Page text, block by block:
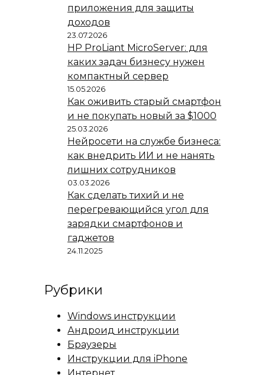
приложения для защиты
доходов
23.07.2026
HP ProLiant MicroServer: для
каких задач бизнесу нужен
компактный сервер
15.05.2026
Как оживить старый смартфон
и не покупать новый за $1000
25.03.2026
Нейросети на службе бизнеса:
как внедрить ИИ и не нанять
лишних сотрудников
03.03.2026
Как сделать тихий и не
перегревающийся угол для
зарядки смартфонов и
гаджетов
24.11.2025
Рубрики
Windows инструкции
Андроид инструкции
Браузеры
Инструкции для iPhone
Интернет